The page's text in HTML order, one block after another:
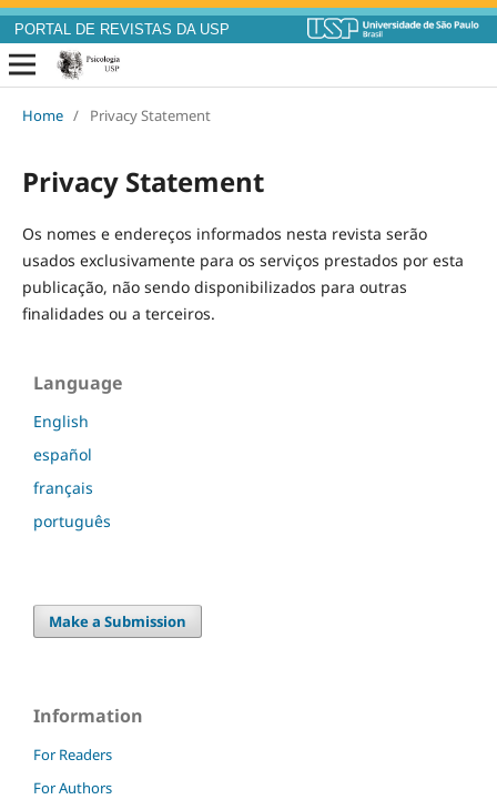
PORTAL DE REVISTAS DA USP
Home / Privacy Statement
Privacy Statement
Os nomes e endereços informados nesta revista serão
usados exclusivamente para os serviços prestados por esta
publicação, não sendo disponibilizados para outras
finalidades ou a terceiros.
Language
English
español
français
português
Make a Submission
Information
For Readers
For Authors